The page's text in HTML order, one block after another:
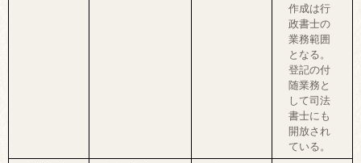
作成は行
政書士の
業務範囲
となる。
登記の付
随業務と
して司法
書士にも
開放され
ている。